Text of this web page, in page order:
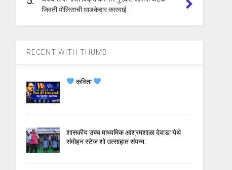
जिवती पोलिसाची धाडकेदार कारवाई.
RECENT WITH THUMB
कविता
शासकीय उच्च माध्यमिक आश्रमशाळा देवाडा येथे
संमोहन स्टेज शो उत्साहात संपन्न.